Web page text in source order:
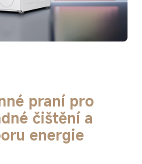
praní pro
čištění a
energie